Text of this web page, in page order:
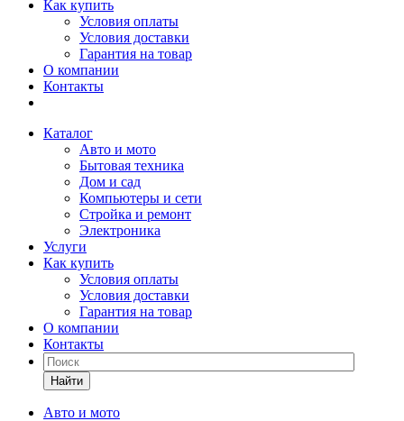
Как купить
Условия оплаты
Условия доставки
Гарантия на товар
О компании
Контакты
Каталог
Авто и мото
Бытовая техника
Дом и сад
Компьютеры и сети
Стройка и ремонт
Электроника
Услуги
Как купить
Условия оплаты
Условия доставки
Гарантия на товар
О компании
Контакты
Найти
Авто и мото